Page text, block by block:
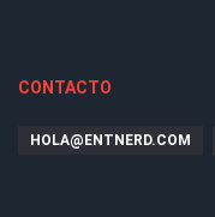
CONTACTO
HOLA@ENTNERD.COM